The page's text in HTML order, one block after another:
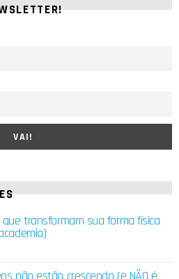
transformam sua forma física